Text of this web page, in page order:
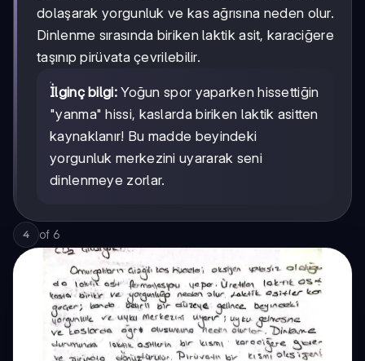
dolaşarak yorgunluk ve kas ağrısına neden olur.
Dinlenme sırasında biriken laktik asit, karaciğere
taşınıp pirüvata çevrilebilir.
İlginç bilgi:Yoğun spor yaparken hissettiğin
"yanma" hissi, kaslarda biriken laktik asitten
kaynaklanır! Bu madde beyindeki
yorgunluk merkezini uyararak seni
dinlenmeye zorlar.
4 of 6